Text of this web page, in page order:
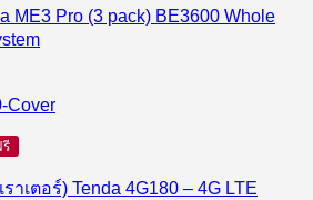
ME3 Pro (3 pack) BE3600 Whole
รี
าเตอร์) Tenda 4G180 – 4G LTE